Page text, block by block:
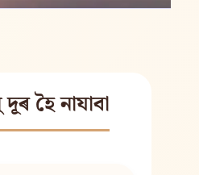
হৈ নাযাবা